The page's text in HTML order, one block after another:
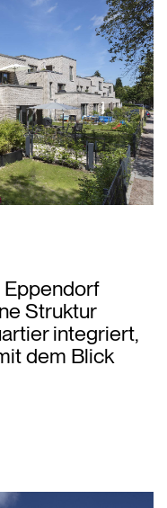
Eppendorf
Struktur
integriert,
dem Blick